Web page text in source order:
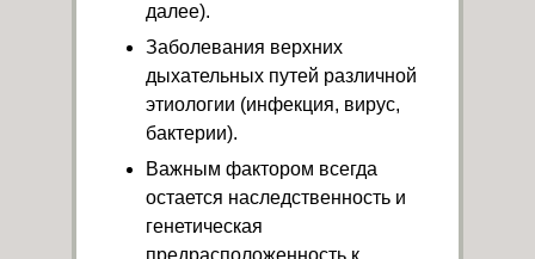
далее).
Заболевания верхних
дыхательных путей различной
этиологии (инфекция, вирус,
бактерии).
Важным фактором всегда
остается наследственность и
генетическая